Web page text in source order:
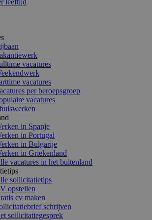
leeftijd
vacatures
vacatures
per beroepsgroep
vacatures
in Spanje
in Portugal
in Bulgarije
in Griekenland
vacatures in het buitenland
sollicitatietips
opstellen
cv maken
schrijven
sollicitatiegesprek